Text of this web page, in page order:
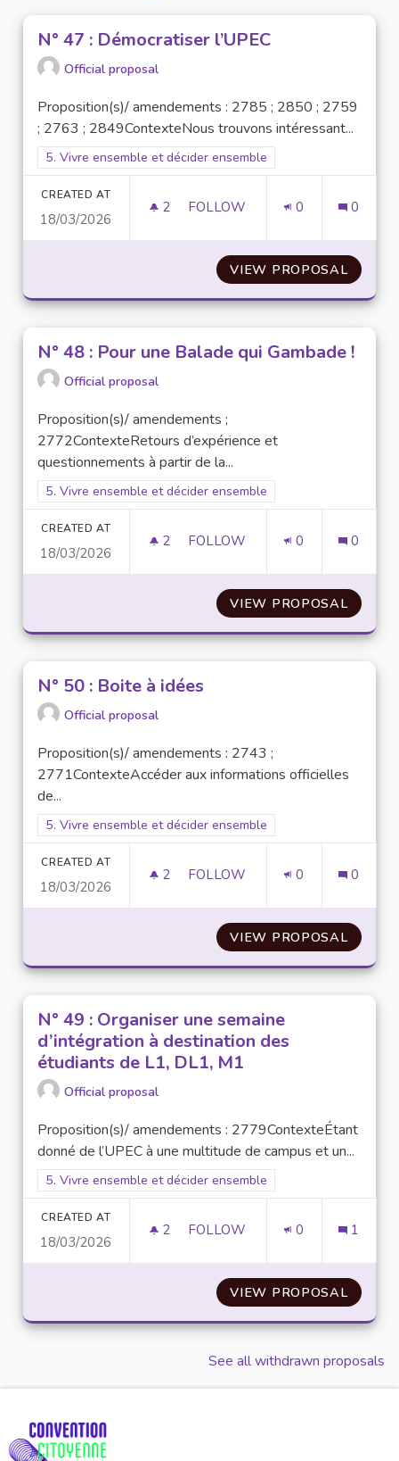
N° 47 : Démocratiser l’UPEC
Official proposal
Proposition(s)/ amendements : 2785 ; 2850 ; 2759
; 2763 ; 2849ContexteNous trouvons intéressant...
Filter results for scope: 5. Vivre ensemble et décider
5. Vivre ensemble et décider ensemble
CREATED AT
18/03/2026
2 2 FOLLOWERS
FOLLOW 0 0
VIEW PROPOSALN° 47 :
N° 48 : Pour une Balade qui Gambade !
Official proposal
Proposition(s)/ amendements ;
2772ContexteRetours d’expérience et
questionnements à partir de la...
Filter results for scope: 5. Vivre ensemble et décider
5. Vivre ensemble et décider ensemble
CREATED AT
18/03/2026
2 2 FOLLOWERS
FOLLOW 0 0
VIEW PROPOSALN° 48 :
N° 50 : Boite à idées
Official proposal
Proposition(s)/ amendements : 2743 ;
2771ContexteAccéder aux informations officielles
de...
Filter results for scope: 5. Vivre ensemble et décider
5. Vivre ensemble et décider ensemble
CREATED AT
18/03/2026
2 2 FOLLOWERS
FOLLOW 0 0
VIEW PROPOSALN° 50 :
N° 49 : Organiser une semaine
d’intégration à destination des
étudiants de L1, DL1, M1
Official proposal
Proposition(s)/ amendements : 2779ContexteÉtant
donné de l’UPEC à une multitude de campus et un...
Filter results for scope: 5. Vivre ensemble et décider
5. Vivre ensemble et décider ensemble
CREATED AT
18/03/2026
2 2 FOLLOWERS
FOLLOW 0 1
VIEW PROPOSALN° 49 :
See all withdrawn proposals